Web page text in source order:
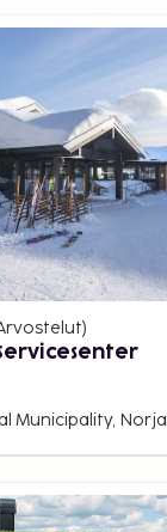
)
Municipality, Norja